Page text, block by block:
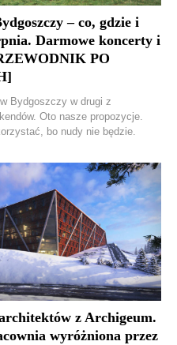
– co, gdzie i
Darmowe koncerty i
PO
Bydgoszczy w drugi z
Oto nasze propozycje.
bo nudy nie będzie.
z Archigeum.
wyróżniona przez